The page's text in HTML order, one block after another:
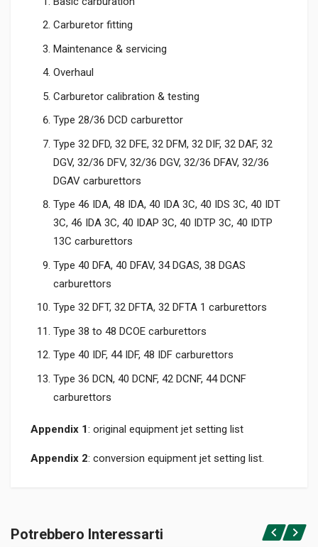
Carburetor fitting
Maintenance & servicing
Overhaul
Carburetor calibration & testing
Type 28/36 DCD carburettor
Type 32 DFD, 32 DFE, 32 DFM, 32 DIF, 32 DAF, 32
DGV, 32/36 DFV, 32/36 DGV, 32/36 DFAV, 32/36
DGAV carburettors
Type 46 IDA, 48 IDA, 40 IDA 3C, 40 IDS 3C, 40 IDT
3C, 46 IDA 3C, 40 IDAP 3C, 40 IDTP 3C, 40 IDTP
13C carburettors
Type 40 DFA, 40 DFAV, 34 DGAS, 38 DGAS
carburettors
Type 32 DFT, 32 DFTA, 32 DFTA 1 carburettors
Type 38 to 48 DCOE carburettors
Type 40 IDF, 44 IDF, 48 IDF carburettors
Type 36 DCN, 40 DCNF, 42 DCNF, 44 DCNF
carburettors
Appendix 1: original equipment jet setting list
Appendix 2: conversion equipment jet setting list.
Rilegato
Accedi o registrati
Potrebbero Interessarti